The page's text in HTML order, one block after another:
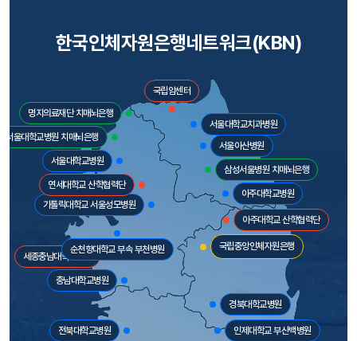
한국인체자원은행네트워크(KBN)
국립암센터
서울대학교치과병원
서울아산병원
삼성서울병원 치매뇌은행
아주대학교병원
아주대학교 산학협력단
국립중앙인체자원은행
경북대학교병원
인제대학교 부산백병원
전북대학교병원
충남대학교병원
세종충남대학교병원
순천향대학교 부속 부천병원
가톨릭대학교 서울성모병원
연세대학교 산학협력단
서울대학교병원
서울대학교병원 치매뇌은행
명지의료재단 치매뇌은행